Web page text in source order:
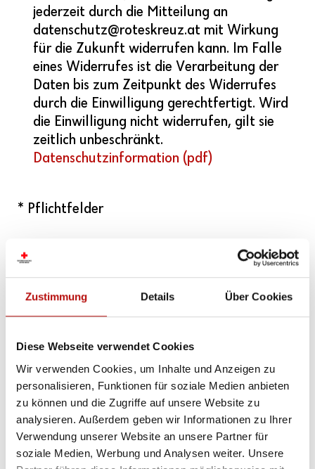
Zustimmung Details Über Cookies
Diese Webseite verwendet Cookies
Wir verwenden Cookies, um Inhalte und Anzeigen zu
personalisieren, Funktionen für soziale Medien anbieten
zu können und die Zugriffe auf unsere Website zu
analysieren. Außerdem geben wir Informationen zu Ihrer
Verwendung unserer Website an unsere Partner für
soziale Medien, Werbung und Analysen weiter. Unsere
jederzeit durch die Mitteilung an
datenschutz@roteskreuz.at mit Wirkung
für die Zukunft widerrufen kann. Im Falle
eines Widerrufes ist die Verarbeitung der
Daten bis zum Zeitpunkt des Widerrufes
durch die Einwilligung gerechtfertigt. Wird
die Einwilligung nicht widerrufen, gilt sie
zeitlich unbeschränkt.
Datenschutzinformation (pdf)
* Pflichtfelder